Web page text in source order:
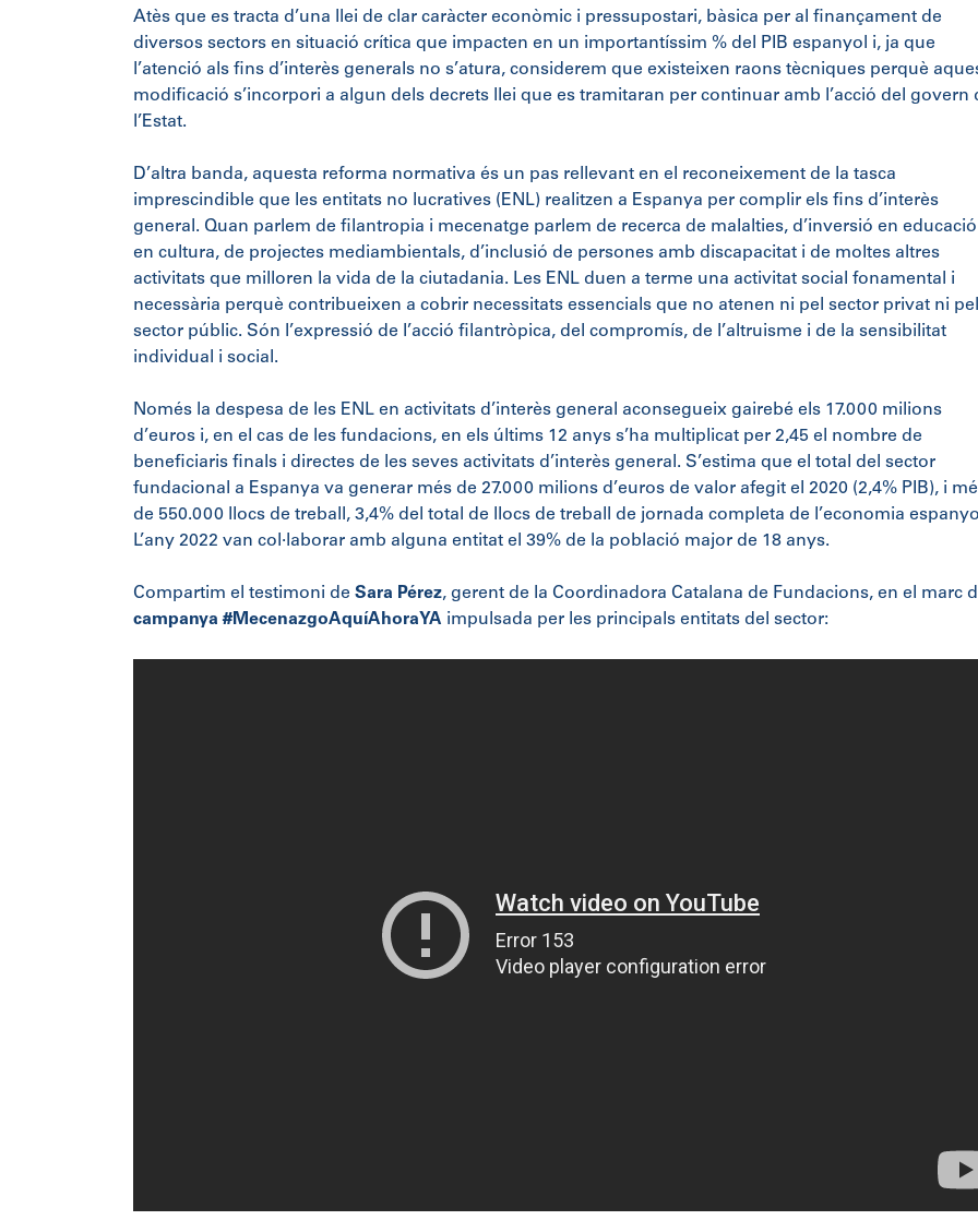
Atès que es tracta d’una llei de clar caràcter econòmic i pressupostari, bàsica per al finançament de
diversos sectors en situació crítica que impacten en un importantíssim % del PIB espanyol i, ja que
l’atenció als fins d’interès generals no s’atura, considerem que existeixen raons tècniques perquè
modificació s’incorpori a algun dels decrets llei que es tramitaran per continuar amb l’acció del govern
l’Estat.
D’altra banda, aquesta reforma normativa és un pas rellevant en el reconeixement de la tasca
imprescindible que les entitats no lucratives (ENL) realitzen a Espanya per complir els fins d’interès
general. Quan parlem de filantropia i mecenatge parlem de recerca de malalties, d’inversió en
en cultura, de projectes mediambientals, d’inclusió de persones amb discapacitat i de moltes altres
activitats que milloren la vida de la ciutadania. Les ENL duen a terme una activitat social fonamental i
necessària perquè contribueixen a cobrir necessitats essencials que no atenen ni pel sector privat ni pel
sector públic. Són l’expressió de l’acció filantròpica, del compromís, de l’altruisme i de la sensibilitat
individual i social.
Només la despesa de les ENL en activitats d’interès general aconsegueix gairebé els 17.000 milions
d’euros i, en el cas de les fundacions, en els últims 12 anys s’ha multiplicat per 2,45 el nombre de
beneficiaris finals i directes de les seves activitats d’interès general. S’estima que el total del sector
fundacional a Espanya va generar més de 27.000 milions d’euros de valor afegit el 2020 (2,4% PIB), i
de 550.000 llocs de treball, 3,4% del total de llocs de treball de jornada completa de l’economia
L’any 2022 van col·laborar amb alguna entitat el 39% de la població major de 18 anys.
Compartim el testimoni de Sara Pérez, gerent de la Coordinadora Catalana de Fundacions, en el marc
campanya #MecenazgoAquíAhoraYA impulsada per les principals entitats del sector: